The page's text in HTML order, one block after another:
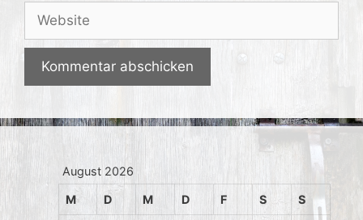
Adresse
Website
August 2026
M D M D F S S